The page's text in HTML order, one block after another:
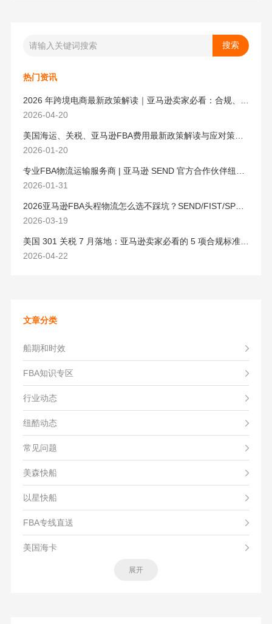
热门资讯
2026 年跨境电商最新政策解读｜亚马逊卖家必看：合规、成本与物流新机遇
2026-04-20
美国海运、关税、亚马逊FBA费用最新政策解读与应对策略（2026版）
2026-01-20
专业FBA物流运输服务商 | 亚马逊 SEND 官方合作伙伴纽酷国际物流
2026-01-31
2026亚马逊FBA头程物流怎么选不踩坑？SEND/FIST/SPN官方认证物流商，只有这家敢承诺“准达率第一”
2026-03-19
美国 301 关税 7 月落地：亚马逊卖家必看的 5 项合规标准与稳交付方案
2026-04-22
文章分类
船期和时效
FBA知识专区
行业动态
纽酷动态
常见问题
美森快船
以星快船
FBA专线直送
美国海卡
展开